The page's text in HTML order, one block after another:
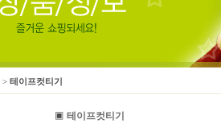
> 테이프컷티기
▣ 테이프컷티기